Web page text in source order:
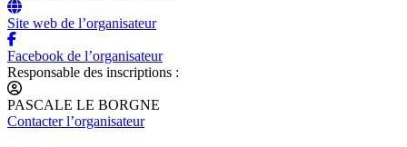
Site web de l’organisateur
Facebook de l’organisateur
Responsable des inscriptions :
PASCALE LE BORGNE
Contacter l’organisateur